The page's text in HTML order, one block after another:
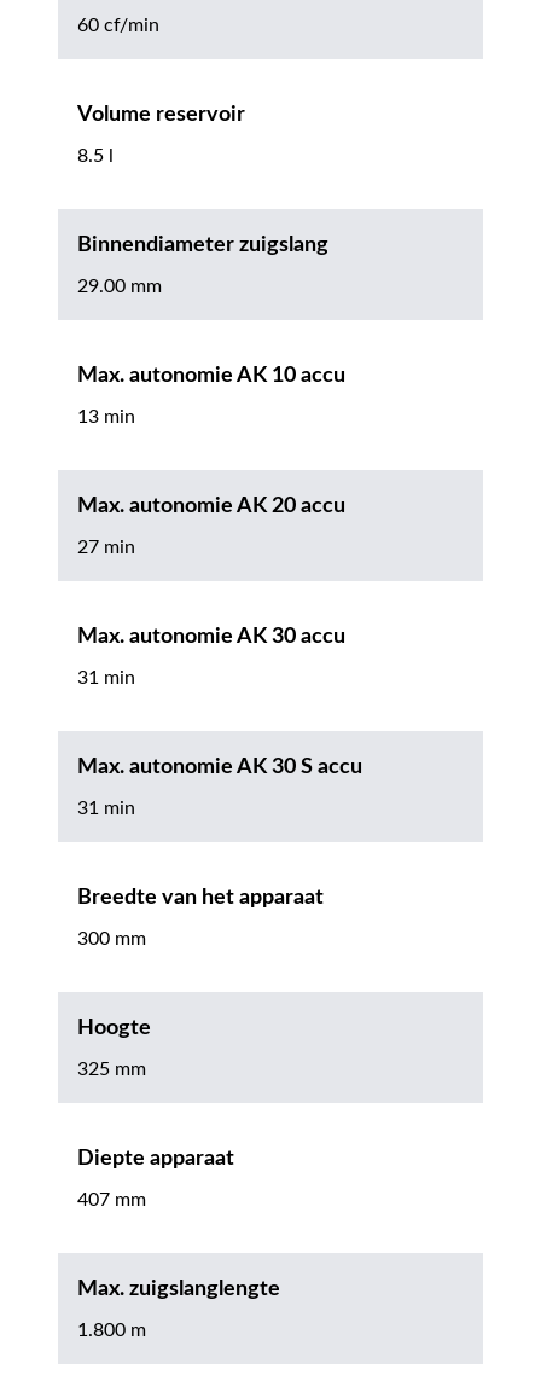
60 cf/min
Volume reservoir
8.5 l
Binnendiameter zuigslang
29.00 mm
Max. autonomie AK 10 accu
13 min
Max. autonomie AK 20 accu
27 min
Max. autonomie AK 30 accu
31 min
Max. autonomie AK 30 S accu
31 min
Breedte van het apparaat
300 mm
Hoogte
325 mm
Diepte apparaat
407 mm
Max. zuigslanglengte
1.800 m